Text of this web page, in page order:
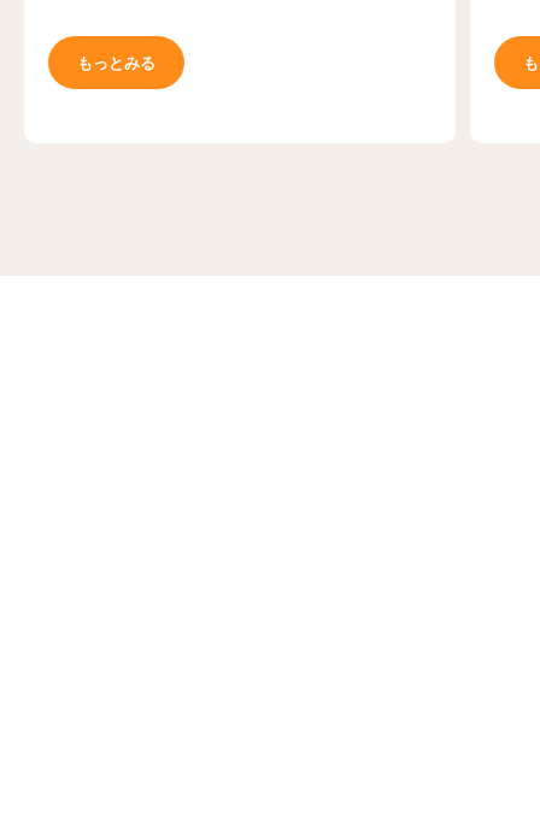
もっとみる